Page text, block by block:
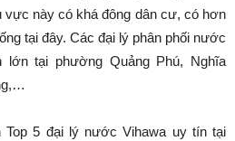
vực này có khá đông dân cư, có hơn
tại đây. Các đại lý phân phối nước
lớn tại phường Quảng Phú, Nghĩa
Top 5 đại lý nước Vihawa uy tín tại